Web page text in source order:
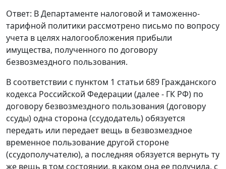
Ответ: В Департаменте налоговой и таможенно-
тарифной политики рассмотрено письмо по вопросу
учета в целях налогообложения прибыли
имущества, полученного по договору
безвозмездного пользования.
В соответствии с пунктом 1 статьи 689 Гражданского
кодекса Российской Федерации (далее - ГК РФ) по
договору безвозмездного пользования (договору
ссуды) одна сторона (ссудодатель) обязуется
передать или передает вещь в безвозмездное
временное пользование другой стороне
(ссудополучателю), а последняя обязуется вернуть ту
же вещь в том состоянии, в каком она ее получила, с